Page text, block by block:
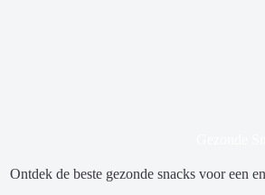
Ontdek de beste gezonde snacks voor een